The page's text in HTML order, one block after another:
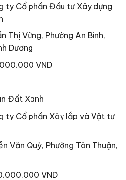
ty Cổ phần Đầu tư Xây dựng
Thị Vững, Phường An Bình,
Dương
VND
Đất Xanh
ty Cổ phần Xây lắp và Vật tư
Văn Quỳ, Phường Tân Thuận,
VND